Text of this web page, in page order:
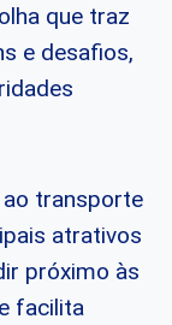
que traz
e desafios,
ao transporte
atrativos
próximo às
facilita